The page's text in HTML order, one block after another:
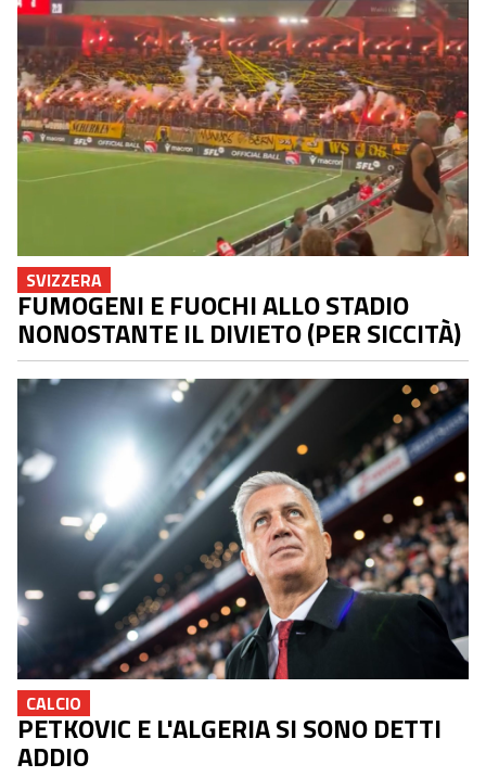
SVIZZERA
FUMOGENI E FUOCHI ALLO STADIO
NONOSTANTE IL DIVIETO (PER SICCITÀ)
CALCIO
PETKOVIC E L'ALGERIA SI SONO DETTI
ADDIO